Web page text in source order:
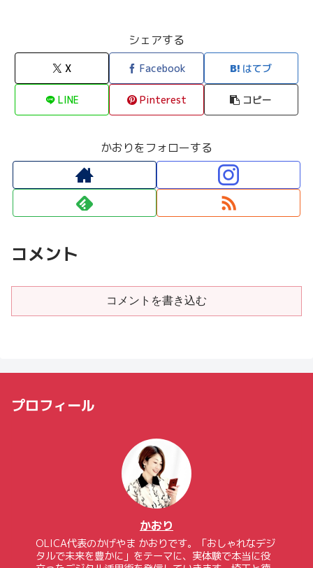
シェアする
X Facebook はてブ
LINE Pinterest コピー
かおりをフォローする
コメント
コメントを書き込む
プロフィール
かおり
OLICA代表のかげやま かおりです。「おしゃれなデジ
タルで未来を豊かに」をテーマに、実体験で本当に役